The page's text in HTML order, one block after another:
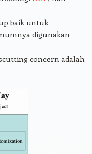
baik untuk
digunakan
concern adalah